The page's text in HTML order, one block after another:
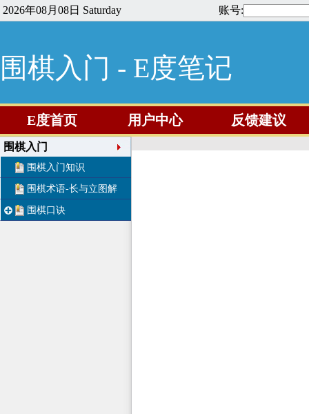
2026年08月08日 Saturday 账号:
围棋入门 - E度笔记
E度首页 用户中心 反馈建议
围棋入门
围棋入门知识
围棋术语-长与立图解
围棋口诀